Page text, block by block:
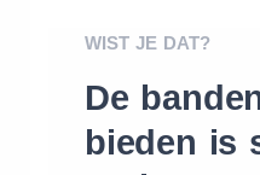
WIST JE DAT?
De
bieden is